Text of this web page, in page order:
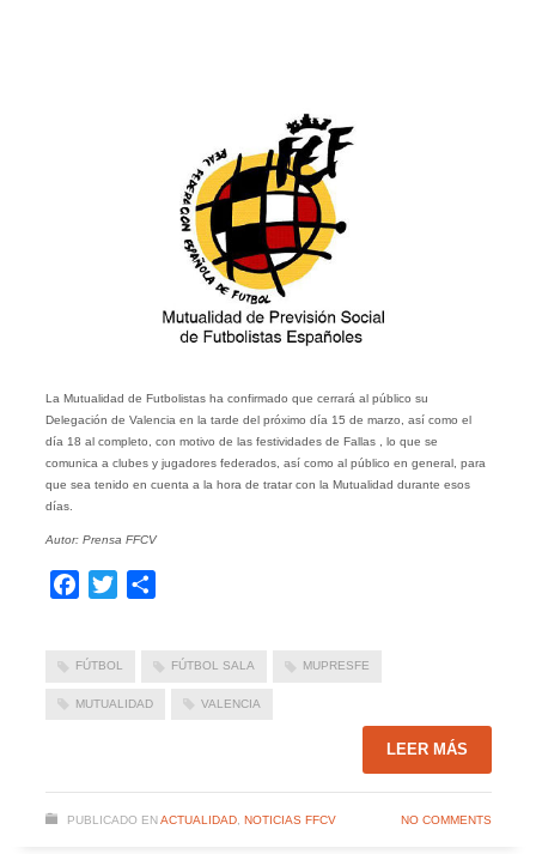
La Mutualidad de Futbolistas ha confirmado que cerrará al público su
Delegación de Valencia en la tarde del próximo día 15 de marzo, así como el
día 18 al completo, con motivo de las festividades de Fallas , lo que se
comunica a clubes y jugadores federados, así como al público en general, para
que sea tenido en cuenta a la hora de tratar con la Mutualidad durante esos
días.
Autor: Prensa FFCV
Facebook
Twitter
FÚTBOL FÚTBOL SALA MUPRESFE
MUTUALIDAD VALENCIA
LEER MÁS
PUBLICADO EN ACTUALIDAD, NOTICIAS FFCV NO COMMENTS